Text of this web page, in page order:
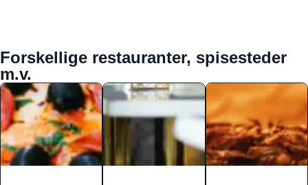
Forskellige restauranter, spisesteder
m.v.